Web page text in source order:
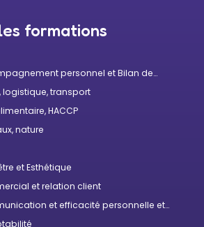
formations
personnel et Bilan de
logistique, transport
HACCP
nature
et Esthétique
et relation client
et efficacité personnelle et